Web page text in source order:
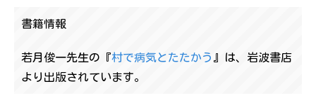
書籍情報
若月俊一先生の『村で病気とたたかう 』は、岩波書店
より出版されています。